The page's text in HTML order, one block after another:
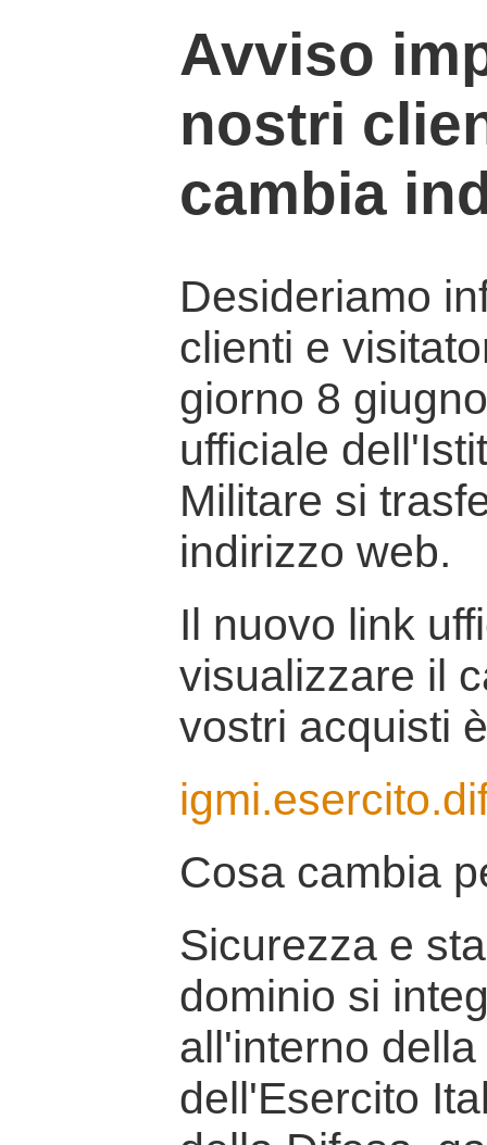
Avviso
nostri
cambia
Desideriamo
clienti e
giorno 8
ufficiale
Militare si
indirizzo web.
Il nuovo link
visualizzare il
vostri acquisti
Cosa cambia
Sicurezza e
dominio si
all'interno
dell'Esercito